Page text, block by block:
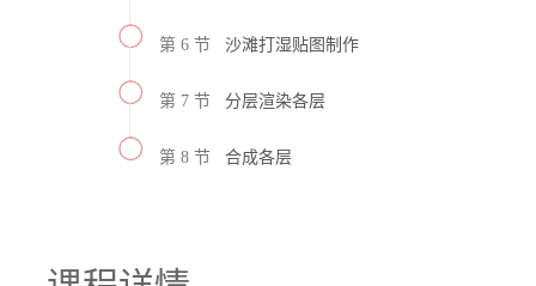
第 6 节 沙滩打湿贴图制作
第 7 节 分层渲染各层
第 8 节 合成各层